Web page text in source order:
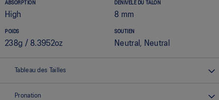
ABSORPTION
High
DÉNIVELÉ DU TALON
8 mm
POIDS
238g / 8.3952oz
SOUTIEN
Neutral, Neutral
Tableau des Tailles
Pronation